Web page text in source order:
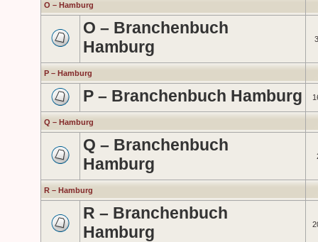
O – Hamburg
O – Branchenbuch
Hamburg
P – Hamburg
P – Branchenbuch Hamburg
Q – Hamburg
Q – Branchenbuch
Hamburg
R – Hamburg
R – Branchenbuch
Hamburg